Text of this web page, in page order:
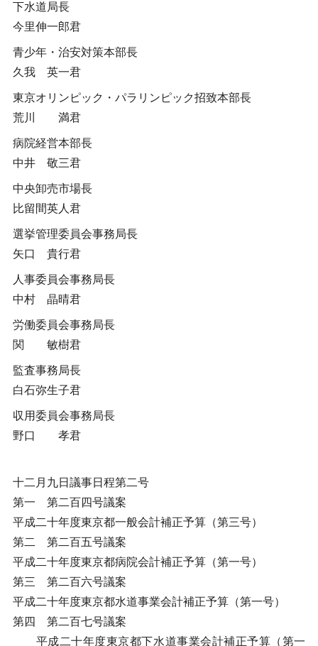
下水道局長
今里伸一郎君
青少年・治安対策本部長
久我 英一君
東京オリンピック・パラリンピック招致本部長
荒川 満君
病院経営本部長
中井 敬三君
中央卸売市場長
比留間英人君
選挙管理委員会事務局長
矢口 貴行君
人事委員会事務局長
中村 晶晴君
労働委員会事務局長
関 敏樹君
監査事務局長
白石弥生子君
収用委員会事務局長
野口 孝君
十二月九日議事日程第二号
第一 第二百四号議案
平成二十年度東京都一般会計補正予算（第三号）
第二 第二百五号議案
平成二十年度東京都病院会計補正予算（第一号）
第三 第二百六号議案
平成二十年度東京都水道事業会計補正予算（第一号）
第四 第二百七号議案
平成二十年度東京都下水道事業会計補正予算（第一